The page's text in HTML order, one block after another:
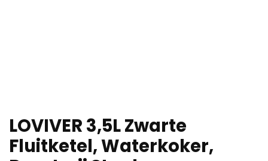
LOVIVER 3,5L Zwarte
Fluitketel, Waterkoker,